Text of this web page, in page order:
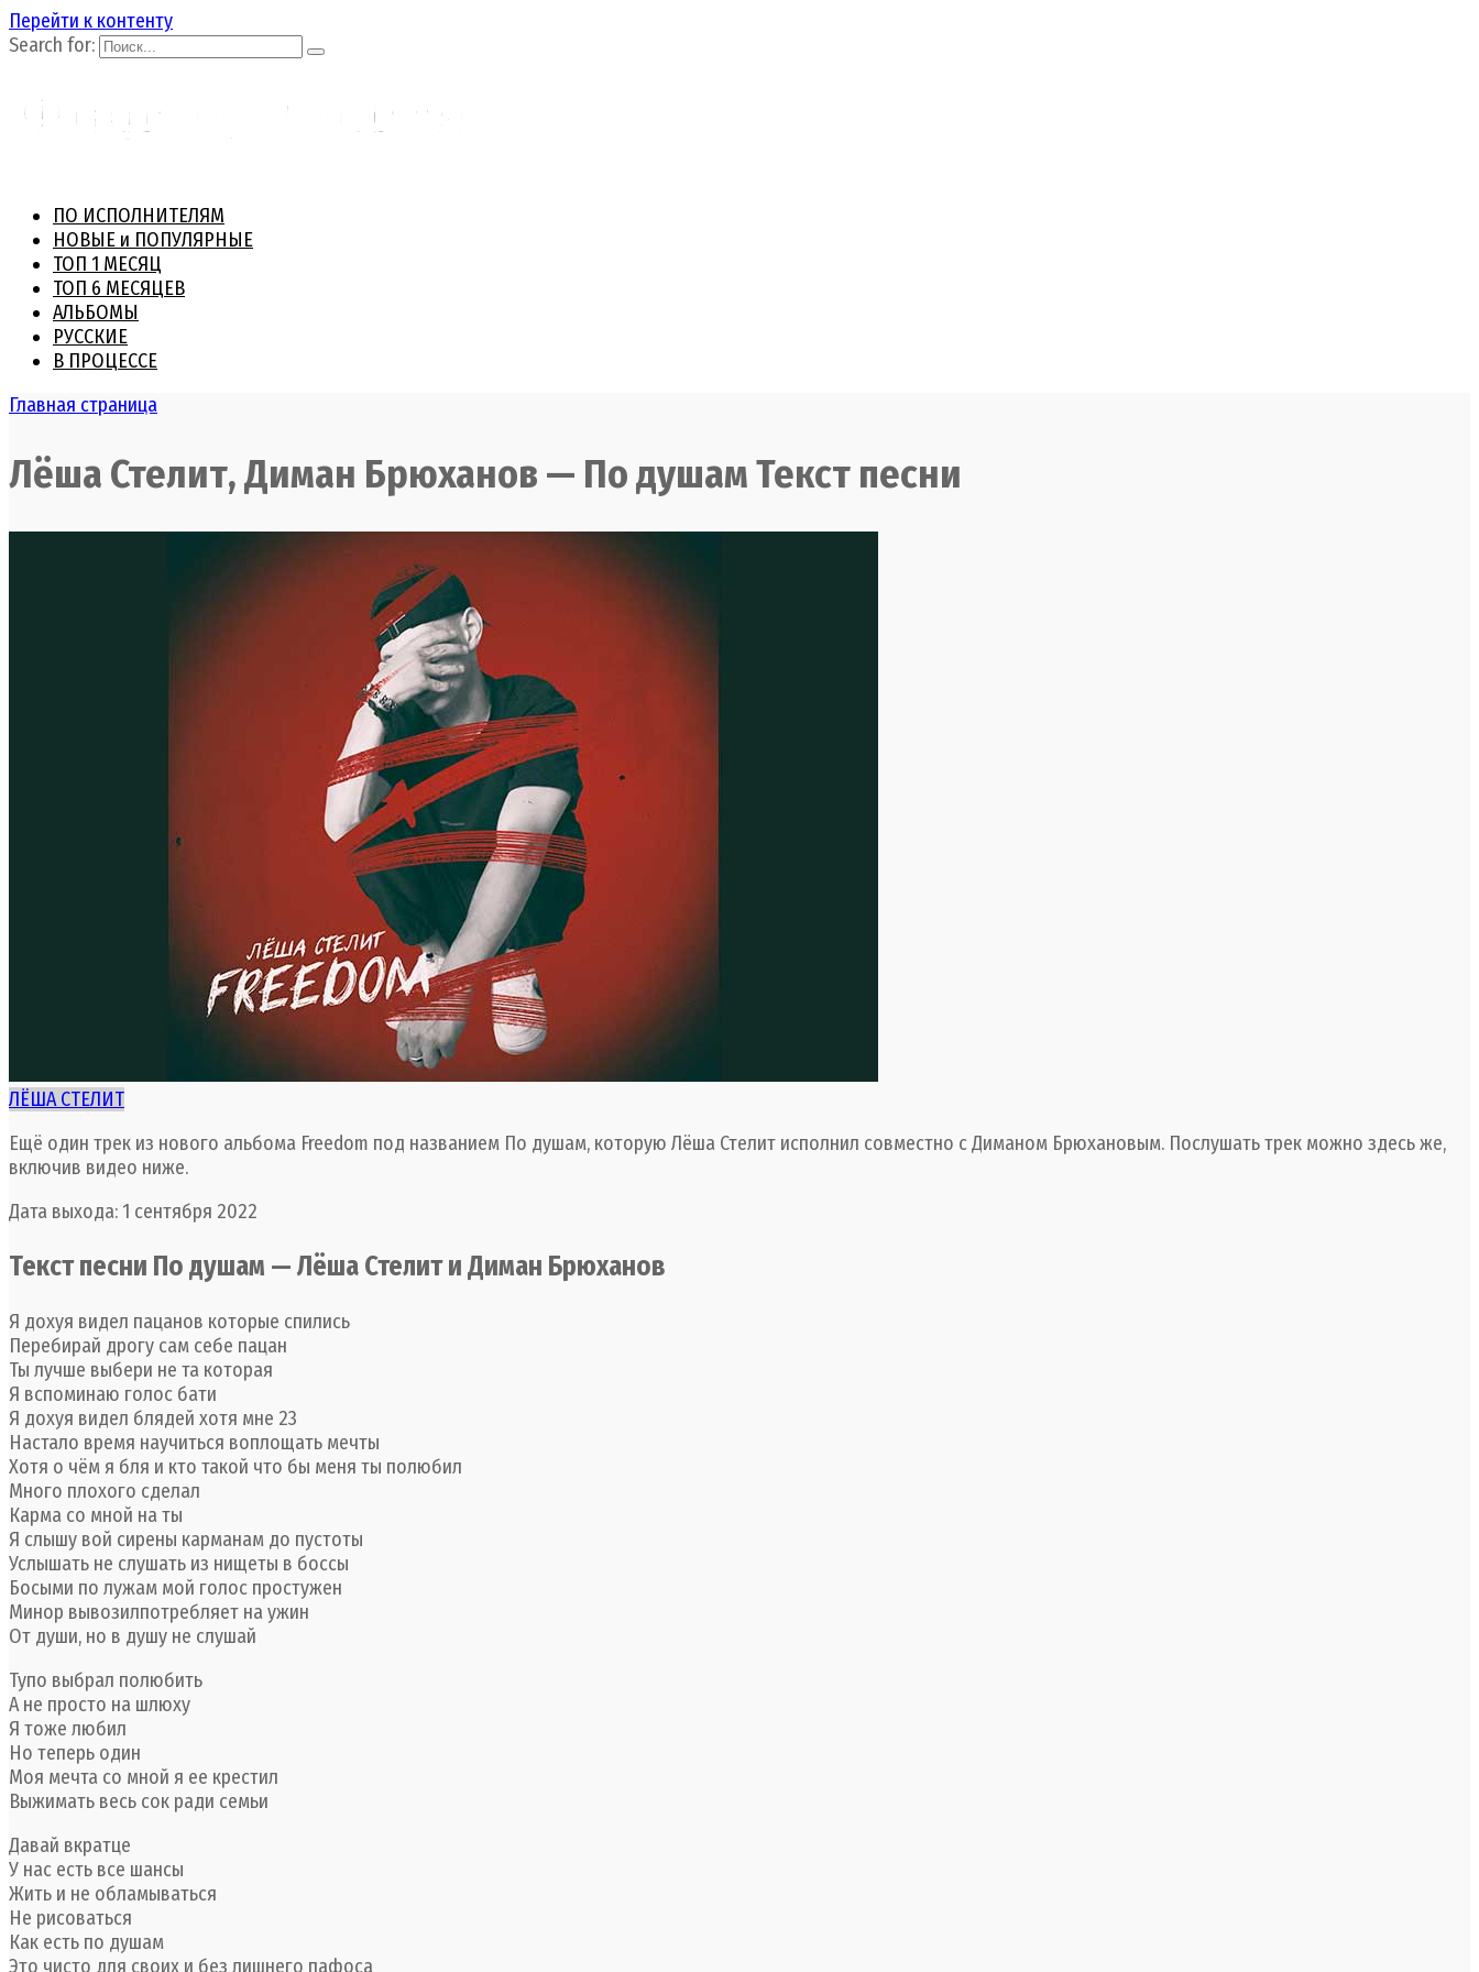
Перейти к контенту
Search for:
ПО ИСПОЛНИТЕЛЯМ
НОВЫЕ и ПОПУЛЯРНЫЕ
ТОП 1 МЕСЯЦ
ТОП 6 МЕСЯЦЕВ
АЛЬБОМЫ
РУССКИЕ
В ПРОЦЕССЕ
Главная страница
Лёша Стелит, Диман Брюханов — По душам Текст песни
ЛЁША СТЕЛИТ
Ещё один трек из нового альбома Freedom под названием По душам, которую Лёша Стелит исполнил совместно с Диманом Брюхановым. Послушать трек можно здесь же,
включив видео ниже.
Дата выхода: 1 сентября 2022
Текст песни По душам — Лёша Стелит и Диман Брюханов
Я дохуя видел пацанов которые спились
Перебирай дрогу сам себе пацан
Ты лучше выбери не та которая
Я вспоминаю голос бати
Я дохуя видел блядей хотя мне 23
Настало время научиться воплощать мечты
Хотя о чём я бля и кто такой что бы меня ты полюбил
Много плохого сделал
Карма со мной на ты
Я слышу вой сирены карманам до пустоты
Услышать не слушать из нищеты в боссы
Босыми по лужам мой голос простужен
Минор вывозилпотребляет на ужин
От души, но в душу не слушай
Тупо выбрал полюбить
А не просто на шлюху
Я тоже любил
Но теперь один
Моя мечта со мной я ее крестил
Выжимать весь сок ради семьи
Давай вкратце
У нас есть все шансы
Жить и не обламываться
Не рисоваться
Как есть по душам
Это чисто для своих и без лишнего пафоса